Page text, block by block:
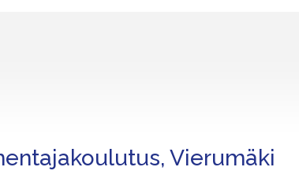
Vierumäki